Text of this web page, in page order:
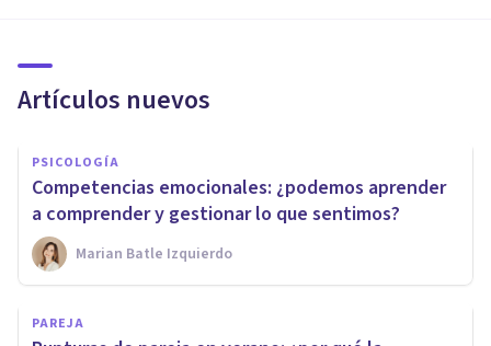
Artículos nuevos
PSICOLOGÍA
Competencias emocionales: ¿podemos aprender
a comprender y gestionar lo que sentimos?
Marian Batle Izquierdo
PAREJA